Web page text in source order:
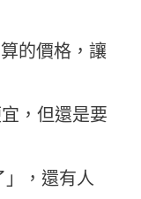
的價格，讓
，但還是要
」，還有人